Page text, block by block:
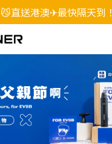
😼直送港澳✈最快隔天到！